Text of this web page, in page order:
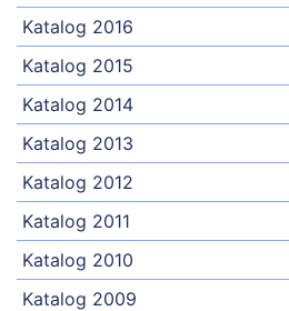
Katalog 2016
Katalog 2015
Katalog 2014
Katalog 2013
Katalog 2012
Katalog 2011
Katalog 2010
Katalog 2009